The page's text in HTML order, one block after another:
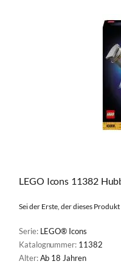
LEGO Icons 11382
Sei der Erste, der dieses
Serie: LEGO® Icons
Katalognummer: 11382
Alter:Ab 18 Jahren